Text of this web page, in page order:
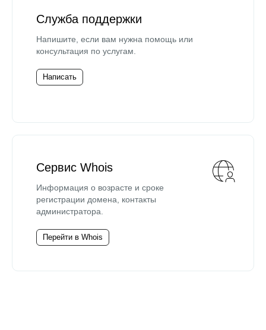
Служба поддержки
Напишите, если вам нужна помощь или
консультация по услугам.
Написать
Сервис Whois
Информация о возрасте и сроке
регистрации домена, контакты
администратора.
Перейти в Whois